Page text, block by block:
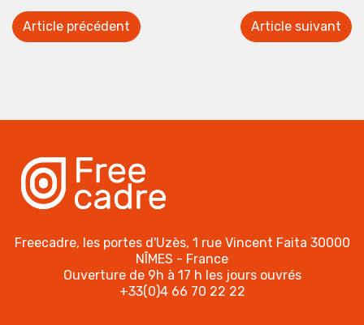
Article précédent Article suivant
Freecadre, les portes d'Uzès, 1 rue Vincent Faita 30000
NÎMES - France
Ouverture de 9h à 17 h les jours ouvrés
+33(0)4 66 70 22 22